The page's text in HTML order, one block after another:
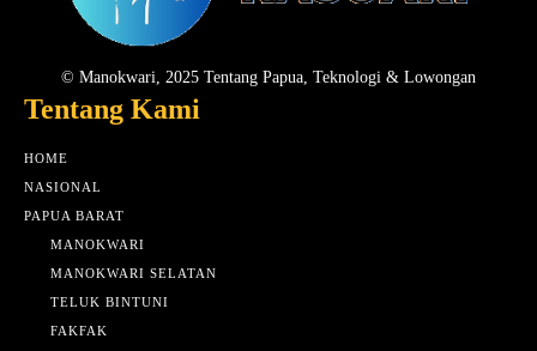
© Manokwari, 2025 Tentang Papua, Teknologi & Lowongan
Tentang Kami
HOME
NASIONAL
PAPUA BARAT
MANOKWARI
MANOKWARI SELATAN
TELUK BINTUNI
FAKFAK